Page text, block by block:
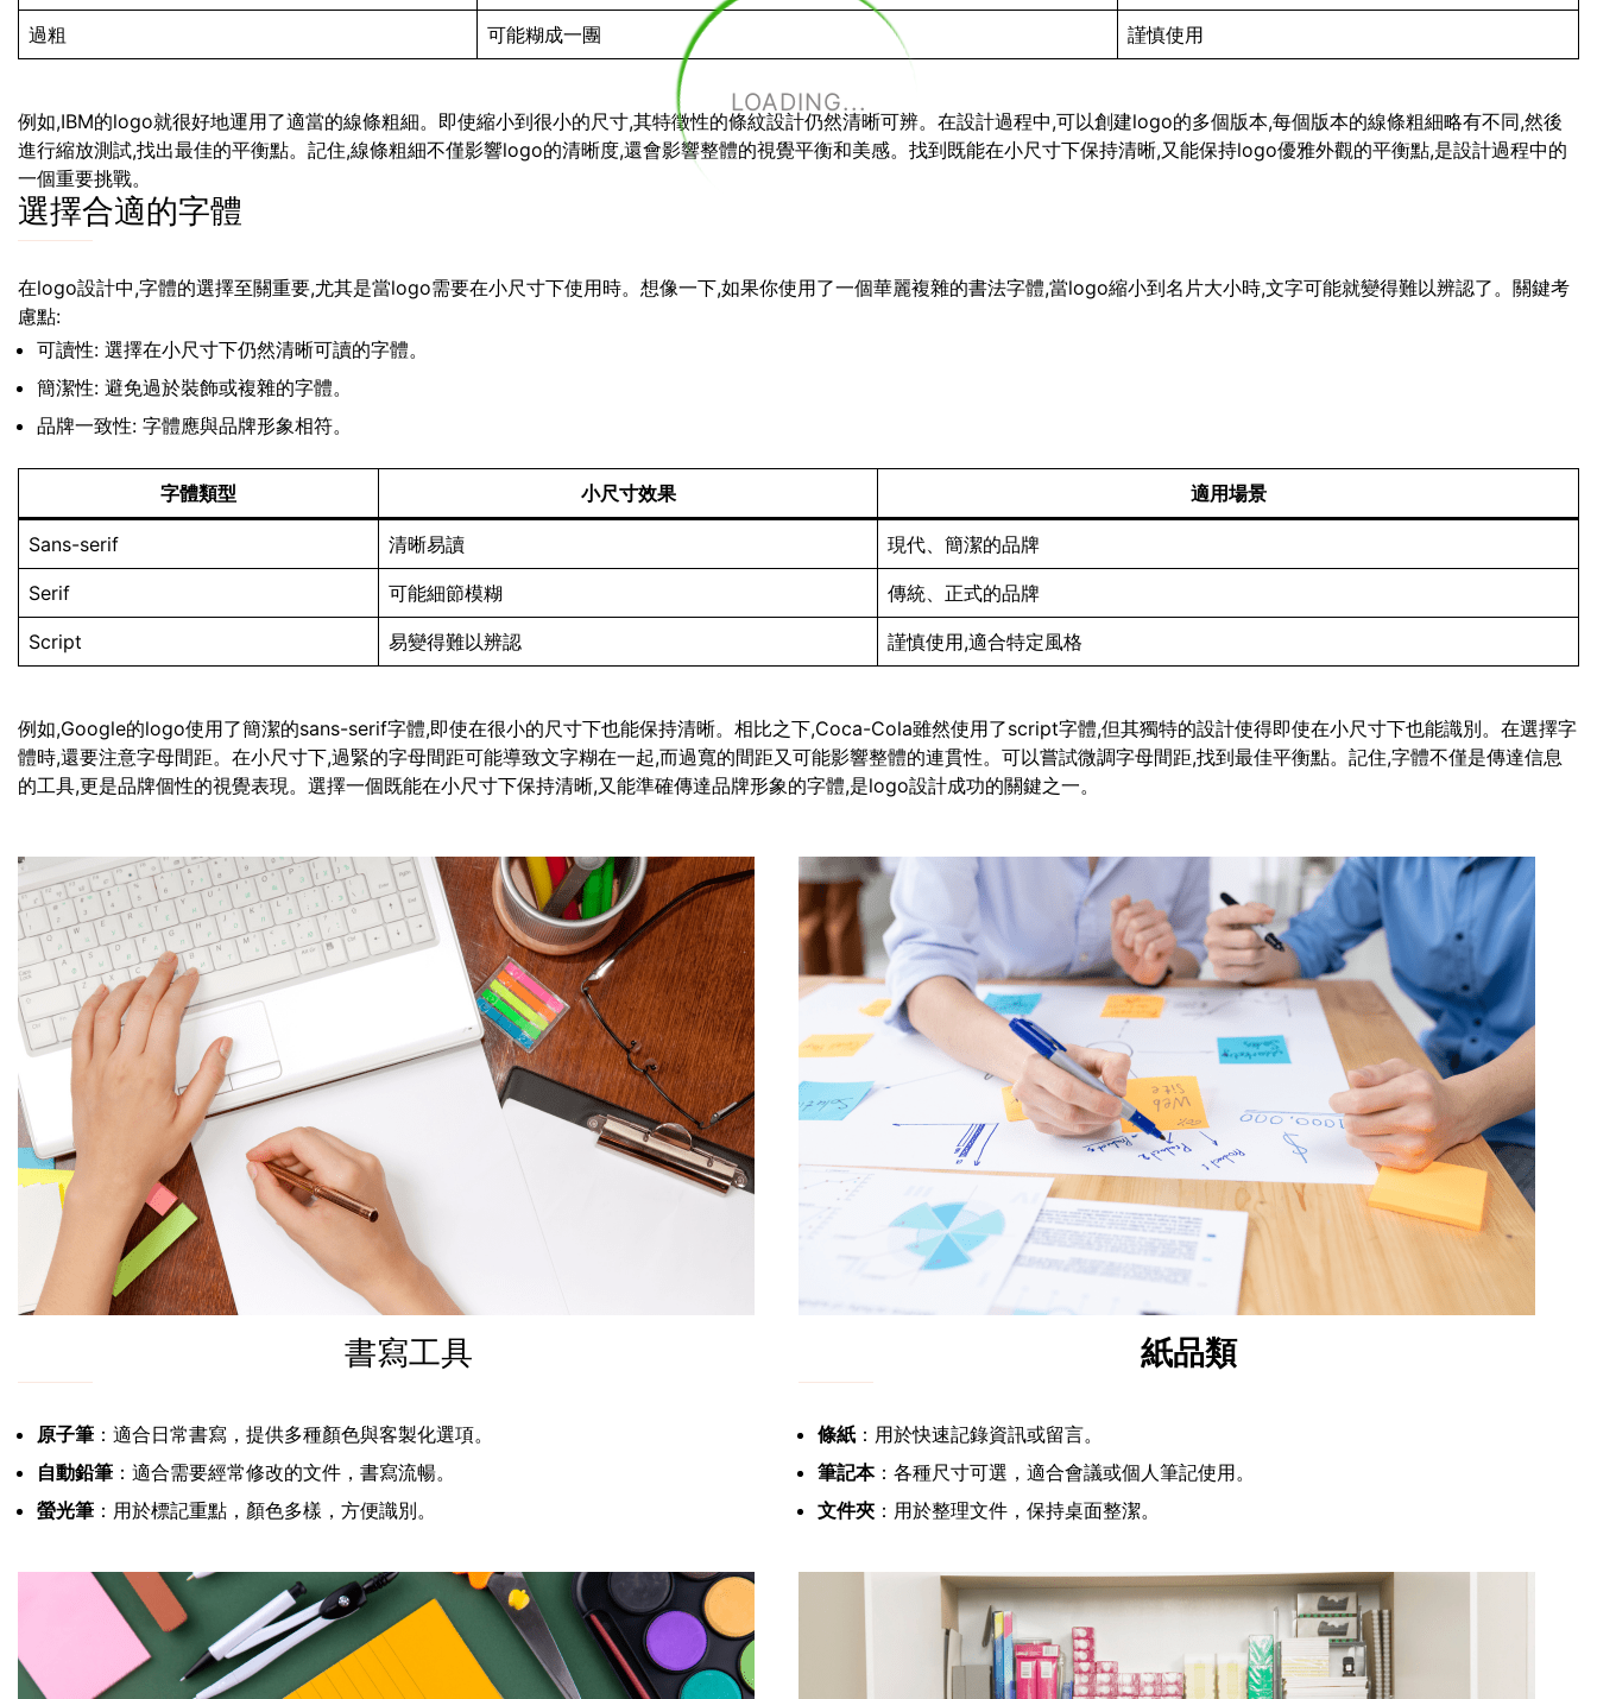
LOADING...
過粗 可能糊成一團 謹慎使用
例如,IBM的logo就很好地運用了適當的線條粗細。即使縮小到很小的尺寸,其特徵性的條紋設計仍然清晰可辨。在設計過程中,可以創建logo的多個版本,每個版本的線條粗細略有不同,然後
進行縮放測試,找出最佳的平衡點。記住,線條粗細不僅影響logo的清晰度,還會影響整體的視覺平衡和美感。找到既能在小尺寸下保持清晰,又能保持logo優雅外觀的平衡點,是設計過程中的
一個重要挑戰。
選擇合適的字體
在logo設計中,字體的選擇至關重要,尤其是當logo需要在小尺寸下使用時。想像一下,如果你使用了一個華麗複雜的書法字體,當logo縮小到名片大小時,文字可能就變得難以辨認了。關鍵考
慮點:
可讀性: 選擇在小尺寸下仍然清晰可讀的字體。
簡潔性: 避免過於裝飾或複雜的字體。
品牌一致性: 字體應與品牌形象相符。
字體類型 小尺寸效果 適用場景
Sans-serif 清晰易讀 現代、簡潔的品牌
Serif 可能細節模糊 傳統、正式的品牌
Script 易變得難以辨認 謹慎使用,適合特定風格
例如,Google的logo使用了簡潔的sans-serif字體,即使在很小的尺寸下也能保持清晰。相比之下,Coca-Cola雖然使用了script字體,但其獨特的設計使得即使在小尺寸下也能識別。在選擇字
體時,還要注意字母間距。在小尺寸下,過緊的字母間距可能導致文字糊在一起,而過寬的間距又可能影響整體的連貫性。可以嘗試微調字母間距,找到最佳平衡點。記住,字體不僅是傳達信息
的工具,更是品牌個性的視覺表現。選擇一個既能在小尺寸下保持清晰,又能準確傳達品牌形象的字體,是logo設計成功的關鍵之一。
書寫工具
原子筆 ：適合日常書寫，提供多種顏色與客製化選項。
自動鉛筆 ：適合需要經常修改的文件，書寫流暢。
螢光筆 ：用於標記重點，顏色多樣，方便識別。
紙品類
條紙 ：用於快速記錄資訊或留言。
筆記本：各種尺寸可選，適合會議或個人筆記使用。
文件夾 ：用於整理文件，保持桌面整潔。